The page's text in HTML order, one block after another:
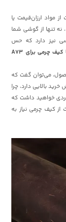
مواد ارزان‌قیمت یا
نه تنها از گوشی شما
نیز دارد که حس
کجا کیف چرمی برای A73
می‌توان گفت که
بالایی دارد، چرا
خواهید داشت که
از کیف چرمی نیاز به